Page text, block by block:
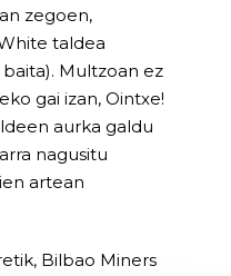
zegoen,
taldea
Multzoan ez
gai izan, Ointxe!
aurka galdu
nagusitu
artean
Bilbao Miners